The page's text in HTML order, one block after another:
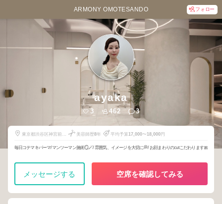
ARMONY OMOTESANDO フォロー
ayaka
3 462 3
東京都渋谷区神宮前5-
美容師歴8年 平均予算17,000〜18,000円
毎日コテマキパーマ/マンツーマン施術🪞🪄/ 雰囲気、イメージを大切に💭/ お顔まわりのcutこだわります🎀
メッセージする 空席を確認してみる